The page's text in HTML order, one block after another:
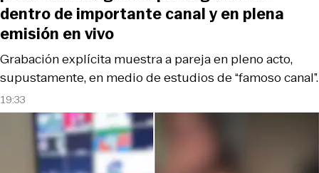
19:33
Grabación explícita muestra a pareja en pleno acto,
supustamente, en medio de estudios de “famoso canal”.
dentro de importante canal y en plena
emisión en vivo